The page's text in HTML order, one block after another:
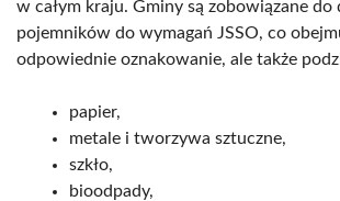
w całym kraju. Gminy są zobowiązane do
pojemników do wymagań JSSO, co
odpowiednie oznakowanie, ale także
papier,
metale i tworzywa sztuczne,
szkło,
bioodpady,